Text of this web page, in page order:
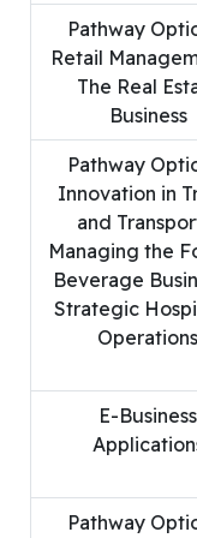
Pathway
Retail
The Real
Business
Pathway
Innovation in
and
Managing the
Beverage
Strategic
Operations
E-Business
Pathway